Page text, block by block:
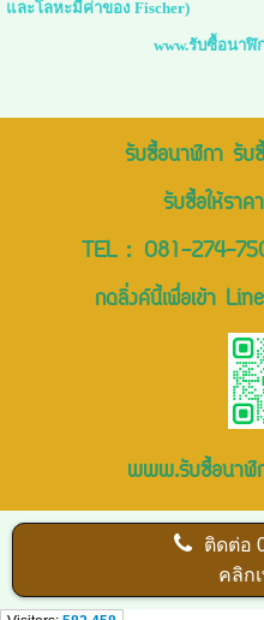
และโลหะมีค่าของ Fischer)
www.รับซื้อนาฬิ
รับซื้อนาฬิกา รับ
รับซื้อให้ราค
TEL : 081-274-
กดลิ่งค์นี้เพื่อเข้า
www.รับซื้อนาฬิ
ติดต่อ
คลิก